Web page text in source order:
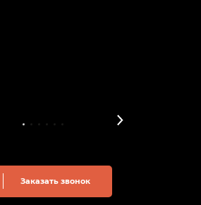
Заказать звонок